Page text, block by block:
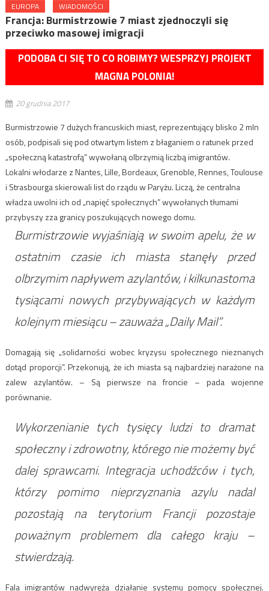
EUROPA WIADOMOŚCI
Francja: Burmistrzowie 7 miast zjednoczyli się
przeciwko masowej imigracji
PODOBA CI SIĘ TO CO ROBIMY? WESPRZYJ PROJEKT
MAGNA POLONIA!
20 grudnia 2017
Burmistrzowie 7 dużych francuskich miast, reprezentujący blisko 2 mln
osób, podpisali się pod otwartym listem z błaganiem o ratunek przed
„społeczną katastrofą” wywołaną olbrzymią liczbą imigrantów.
Lokalni włodarze z Nantes, Lille, Bordeaux, Grenoble, Rennes, Toulouse
i Strasbourga skierowali list do rządu w Paryżu. Liczą, że centralna
władza uwolni ich od „napięć społecznych” wywołanych tłumami
przybyszy zza granicy poszukujących nowego domu.
Burmistrzowie wyjaśniają w swoim apelu, że w
ostatnim czasie ich miasta stanęły przed
olbrzymim napływem azylantów, i kilkunastoma
tysiącami nowych przybywających w każdym
kolejnym miesiącu – zauważa „Daily Mail”.
Domagają się „solidarności wobec kryzysu społecznego nieznanych
dotąd proporcji”. Przekonują, że ich miasta są najbardziej narażone na
zalew azylantów. – Są pierwsze na froncie – pada wojenne
porównanie.
Wykorzenianie tych tysięcy ludzi to dramat
społeczny i zdrowotny, którego nie możemy być
dalej sprawcami. Integracja uchodźców i tych,
którzy pomimo nieprzyznania azylu nadal
pozostają na terytorium Francji pozostaje
poważnym problemem dla całego kraju –
stwierdzają.
Fala imigrantów nadwyręża działanie systemu pomocy społecznej.